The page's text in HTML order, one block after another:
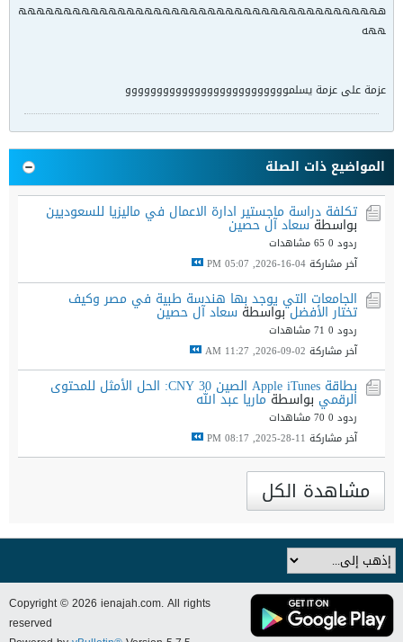
ههههههههههههههههههههههههههههههههههههههههه
ههه
عزمة على عزمة يسلموووووووووووووووووووووووووو
المواضيع ذات الصلة
تكلفة دراسة ماجستير ادارة الاعمال في ماليزيا للسعوديين
بواسطةسعاد آل حصين
ردود 0
65 مشاهدات
آخر مشاركة04-16-2026, 05:07 PM
الجامعات التي يوجد بها هندسة طبية في مصر وكيف
تختار الأفضلبواسطة سعاد آل حصين
ردود 0
71 مشاهدات
آخر مشاركة 02-09-2026, 11:27 AM
بطاقة Apple iTunes الصين 30 CNY: الحل الأمثل للمحتوى
الرقمي بواسطةماريا عبد الله
ردود 0
70 مشاهدات
آخر مشاركة 11-28-2025, 08:17 PM
مشاهدة الكل
Copyright © 2026 ienajah.com. All rights
reserved